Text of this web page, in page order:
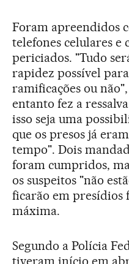
Foram apreendidos
telefones celulares e
periciados. "Tudo
rapidez possível
ramificações ou
entanto fez a
isso seja uma
que os presos já
tempo". Dois
foram cumpridos,
os suspeitos "não
ficarão em presídios
máxima.
Segundo a Polícia
tiveram início em